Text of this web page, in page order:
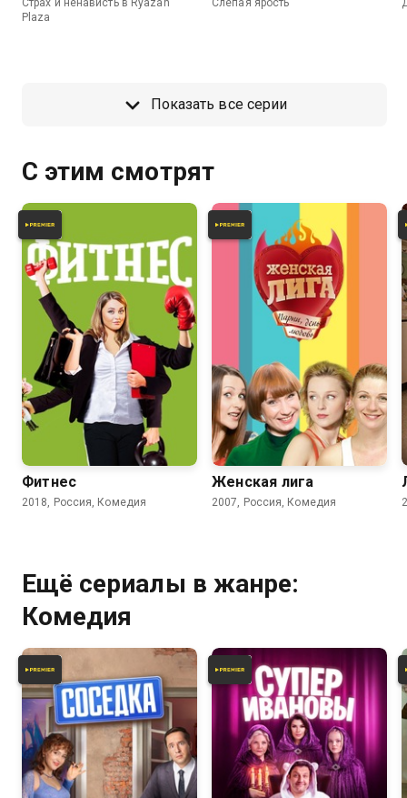
Plaza
Показать все серии
С этим смотрят
Фитнес
2018, Россия, Комедия
4.2 3.7
Женская лига
2007, Россия, Комедия
Ещё сериалы в жанре:
Комедия